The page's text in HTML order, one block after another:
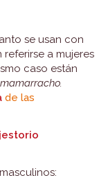
se usan con
a mujeres
caso están
mamarracho.
de las